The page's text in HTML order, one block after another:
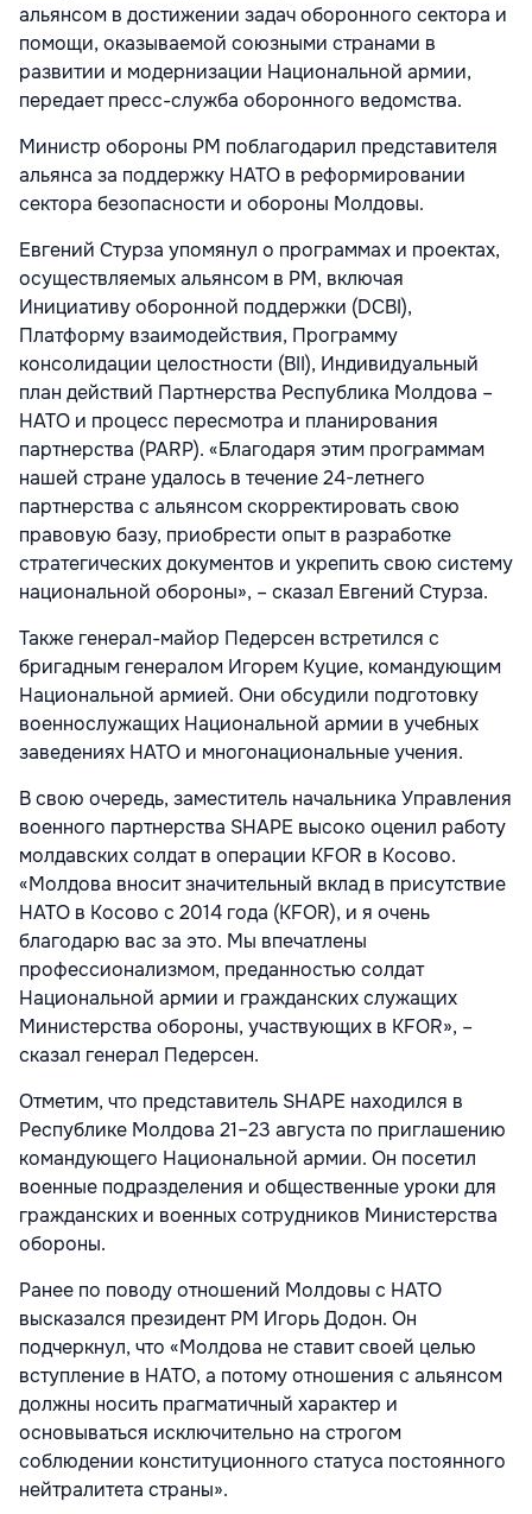
альянсом в достижении задач оборонного сектора и
помощи, оказываемой союзными странами в
развитии и модернизации Национальной армии,
передает пресс-служба оборонного ведомства.
Министр обороны РМ поблагодарил представителя
альянса за поддержку НАТО в реформировании
сектора безопасности и обороны Молдовы.
Евгений Стурза упомянул о программах и проектах,
осуществляемых альянсом в РМ, включая
Инициативу оборонной поддержки (DCBI),
Платформу взаимодействия, Программу
консолидации целостности (BII), Индивидуальный
план действий Партнерства Республика Молдова –
НАТО и процесс пересмотра и планирования
партнерства (PARP). «Благодаря этим программам
нашей стране удалось в течение 24-летнего
партнерства с альянсом скорректировать свою
правовую базу, приобрести опыт в разработке
стратегических документов и укрепить свою систему
национальной обороны», – сказал Евгений Стурза.
Также генерал-майор Педерсен встретился с
бригадным генералом Игорем Куцие, командующим
Национальной армией. Они обсудили подготовку
военнослужащих Национальной армии в учебных
заведениях НАТО и многонациональные учения.
В свою очередь, заместитель начальника Управления
военного партнерства SHAPE высоко оценил работу
молдавских солдат в операции KFOR в Косово.
«Молдова вносит значительный вклад в присутствие
НАТО в Косово с 2014 года (KFOR), и я очень
благодарю вас за это. Мы впечатлены
профессионализмом, преданностью солдат
Национальной армии и гражданских служащих
Министерства обороны, участвующих в KFOR», –
сказал генерал Педерсен.
Отметим, что представитель SHAPE находился в
Республике Молдова 21–23 августа по приглашению
командующего Национальной армии. Он посетил
военные подразделения и общественные уроки для
гражданских и военных сотрудников Министерства
обороны.
Ранее по поводу отношений Молдовы с НАТО
высказался президент РМ Игорь Додон. Он
подчеркнул, что «Молдова не ставит своей целью
вступление в НАТО, а потому отношения с альянсом
должны носить прагматичный характер и
основываться исключительно на строгом
соблюдении конституционного статуса постоянного
нейтралитета страны».